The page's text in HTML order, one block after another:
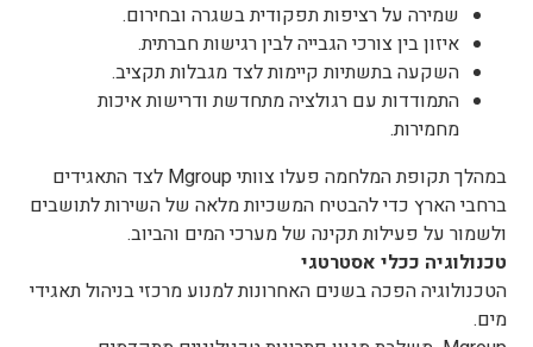
שמירה על רציפות תפקודית בשגרה ובחירום.
איזון בין צורכי הגבייה לבין רגישות חברתית.
השקעה בתשתיות קיימות לצד מגבלות תקציב.
התמודדות עם רגולציה מתחדשת ודרישות איכות
מחמירות.
במהלך תקופת המלחמה פעלו צוותי Mgroup לצד התאגידים
ברחבי הארץ כדי להבטיח המשכיות מלאה של השירות לתושבים
ולשמור על פעילות תקינה של מערכי המים והביוב.
טכנולוגיה ככלי אסטרטגי
הטכנולוגיה הפכה בשנים האחרונות למנוע מרכזי בניהול תאגידי
מים.